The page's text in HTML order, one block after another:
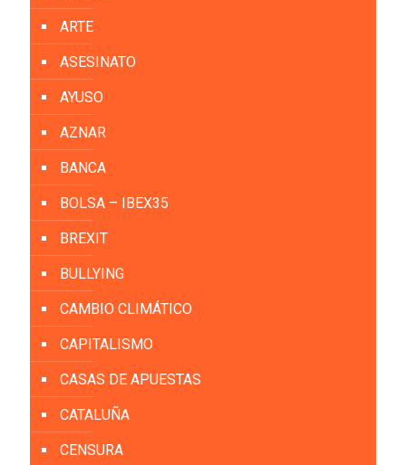
ARTE
ASESINATO
AYUSO
AZNAR
BANCA
BOLSA – IBEX35
BREXIT
BULLYING
CAMBIO CLIMÁTICO
CAPITALISMO
CASAS DE APUESTAS
CATALUÑA
CENSURA